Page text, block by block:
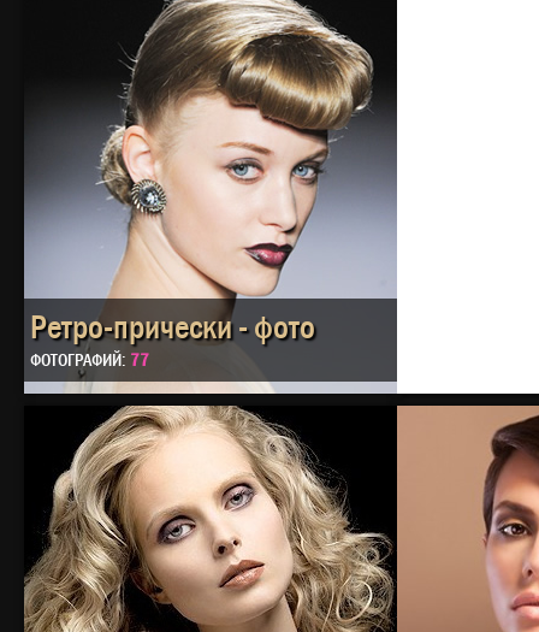
Ретро-прически - фото
ФОТОГРАФИЙ: 77